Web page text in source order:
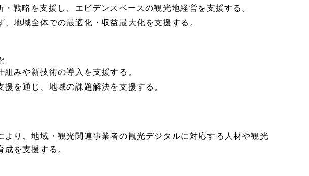
戦略を支援し、エビデンスベースの観光地経営を支援する。
地域全体での最適化・収益最大化を支援する。
みや新技術の導入を支援する。
を通じ、地域の課題解決を支援する。
り、地域・観光関連事業者の観光デジタルに対応する人材や観光
を支援する。